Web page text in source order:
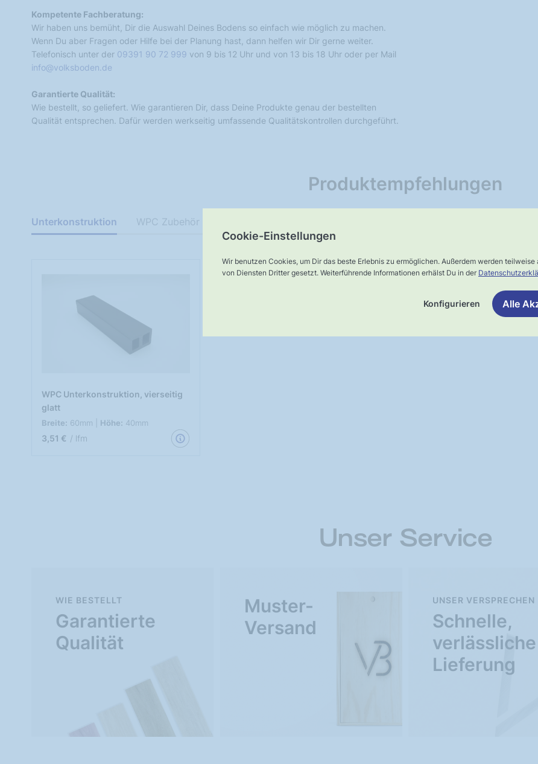
Cookie-Einstellungen
Wir benutzen Cookies, um Dir das beste Erlebnis zu ermöglichen. Außerdem werden teilweise
von Diensten Dritter gesetzt. Weiterführende Informationen erhälst Du in der
Konfigurieren Alle
Kompetente Fachberatung:
Wir haben uns bemüht, Dir die Auswahl Deines Bodens so einfach wie möglich zu machen.
Wenn Du aber Fragen oder Hilfe bei der Planung hast, dann helfen wir Dir gerne weiter.
Telefonisch unter der 09391 90 72 999 von 9 bis 12 Uhr und von 13 bis 18 Uhr oder per Mail
info@volksboden.de
Garantierte Qualität:
Wie bestellt, so geliefert. Wie garantieren Dir, dass Deine Produkte genau der bestellten
Qualität entsprechen. Dafür werden werkseitig umfassende Qualitätskontrollen durchgeführt.
Produktempfehlungen
Unterkonstruktion
WPC Unterkonstruktion, vierseitig
glatt
Breite: 60mm | Höhe: 40mm
3,51 € / lfm
WPC Zubehör
Unser Service
Garantierte
Qualität
WIE BESTELLT
Muster-
Versand
Schnelle,
verlässliche
Lieferung
UNSER VERSPRECHEN